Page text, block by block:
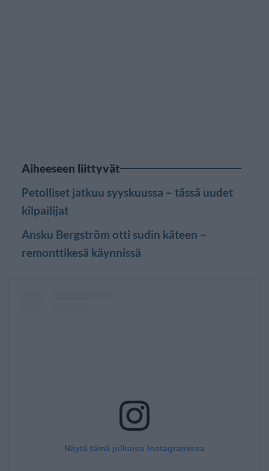
Aiheeseen liittyvät
Petolliset jatkuu syyskuussa – tässä uudet
kilpailijat
Ansku Bergström otti sudin käteen –
remonttikesä käynnissä
Näytä tämä julkaisu Instagramissa